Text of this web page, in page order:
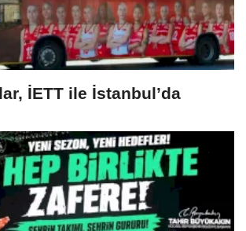
İETT ile İstanbul’da